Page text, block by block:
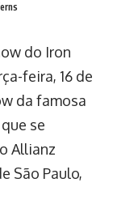
do Iron
feira, 16 de
da famosa
se
Allianz
São Paulo,